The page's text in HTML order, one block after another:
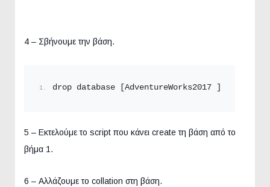
4 – Σβήνουμε την βάση.
drop database [AdventureWorks2017 ]
5 – Εκτελούμε το script που κάνει create τη βάση από το
βήμα 1.
6 – Αλλάζουμε το collation στη βάση.